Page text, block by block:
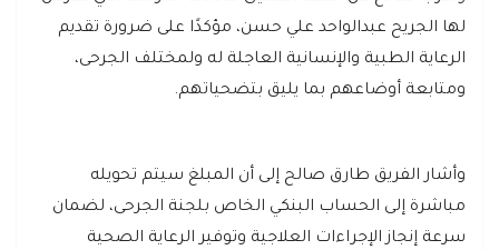
لها الجريح عبدالواحد علي حسن، مؤكدًا على ضرورة تقديم
الرعاية الطبية والإنسانية العاجلة له ولمختلف الجرحى،
ومتابعة أوضاعهم بما يليق بتضحياتهم.
وأشار الفريق طارق صالح إلى أن المبلغ سيتم تحويله
مباشرة إلى الحساب البنكي الخاص بلجنة الجرحى، لضمان
سرعة إنجاز الإجراءات العلاجية وتوفير الرعاية الصحية